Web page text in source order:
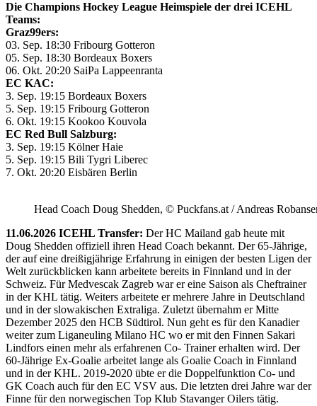
Die Champions Hockey League Heimspiele der drei ICEHL
Teams:
Graz99ers:
03. Sep. 18:30 Fribourg Gotteron
05. Sep. 18:30 Bordeaux Boxers
06. Okt. 20:20 SaiPa Lappeenranta
EC KAC:
3. Sep. 19:15 Bordeaux Boxers
5. Sep. 19:15 Fribourg Gotteron
6. Okt. 19:15 Kookoo Kouvola
EC Red Bull Salzburg:
3. Sep. 19:15 Kölner Haie
5. Sep. 19:15 Bili Tygri Liberec
7. Okt. 20:20 Eisbären Berlin
Head Coach Doug Shedden, © Puckfans.at / Andreas
11.06.2026 ICEHL Transfer: Der HC Mailand gab heute mit
Doug Shedden offiziell ihren Head Coach bekannt. Der 65-Jährige,
der auf eine dreißigjährige Erfahrung in einigen der besten Ligen der
Welt zurückblicken kann arbeitete bereits in Finnland und in der
Schweiz. Für Medvescak Zagreb war er eine Saison als Cheftrainer
in der KHL tätig. Weiters arbeitete er mehrere Jahre in Deutschland
und in der slowakischen Extraliga. Zuletzt übernahm er Mitte
Dezember 2025 den HCB Südtirol. Nun geht es für den Kanadier
weiter zum Liganeuling Milano HC wo er mit den Finnen Sakari
Lindfors einen mehr als erfahrenen Co- Trainer erhalten wird. Der
60-Jährige Ex-Goalie arbeitet lange als Goalie Coach in Finnland
und in der KHL. 2019-2020 übte er die Doppelfunktion Co- und
GK Coach auch für den EC VSV aus. Die letzten drei Jahre war der
Finne für den norwegischen Top Klub Stavanger Oilers tätig.